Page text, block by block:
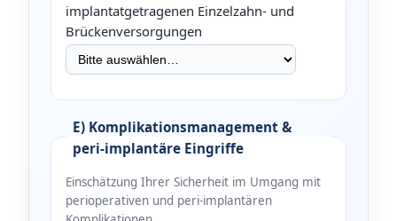
implantatgetragenen Einzelzahn- und
Brückenversorgungen
E) Komplikationsmanagement &
peri-implantäre Eingriffe
Einschätzung Ihrer Sicherheit im Umgang mit
perioperativen und peri-implantären